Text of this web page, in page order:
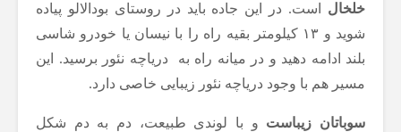
خلخال است. در این جاده باید در روستای بودالالو پیاده
شوید و ۱۳ کیلومتر بقیه راه را با نیسان یا خودرو شاسی
بلند ادامه دهید و در میانه راه به دریاچه نئور برسید. این
مسیر هم با وجود دریاچه نئور زیبایی خاصی دارد.
سوباتان زیباست و با لوندی طبیعت، دم به دم شکل